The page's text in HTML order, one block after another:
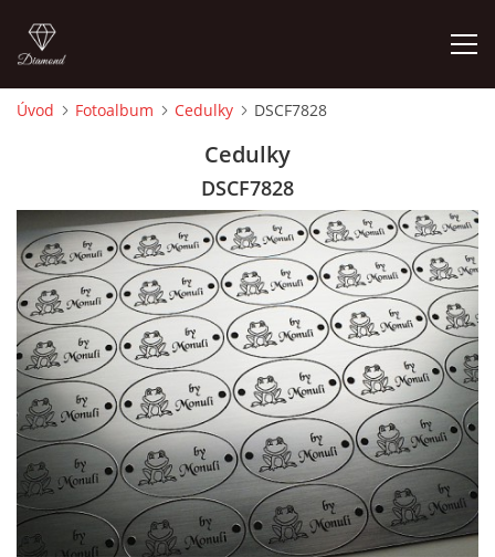
CEDULKY
MOJE POSLEDNÍ PRÁCE
jk-laguna@seznam.cz
Úvod Fotoalbum Cedulky DSCF7828
Cedulky
DSCF7828